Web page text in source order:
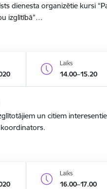
dienesta organizētie kursi
izglītībā”…
Laiks
14.00–15.20
un citiem
Laiks
16.00–17.00